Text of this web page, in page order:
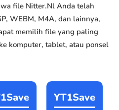
file Nitter.Nl Anda telah
WEBM, M4A, dan lainnya,
memilih file yang paling
komputer, tablet, atau ponsel
YT1Save